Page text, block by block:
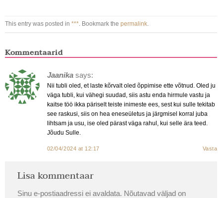
This entry was posted in ***. Bookmark the permalink.
Kommentaarid
Jaanika says:
Nii tubli oled, et laste kõrvalt oled õppimise ette võtnud. Oled ju
väga tubli, kui vähegi suudad, siis astu enda hirmule vastu ja
kaitse töö ikka päriselt teiste inimeste ees, sest kui sulle tekitab
see raskusi, siis on hea eneseületus ja järgmisel korral juba
lihtsam ja usu, ise oled pärast väga rahul, kui selle ära teed.
Jõudu Sulle.
02/04/2024 at 12:17 Vasta
Lisa kommentaar
Sinu e-postiaadressi ei avaldata. Nõutavad väljad on